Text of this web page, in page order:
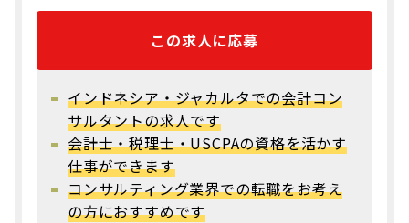
この求人に応募
インドネシア・ジャカルタでの会計コン
サルタントの求人です
会計士・税理士・USCPAの資格を活かす
仕事ができます
コンサルティング業界での転職をお考え
の方におすすめです